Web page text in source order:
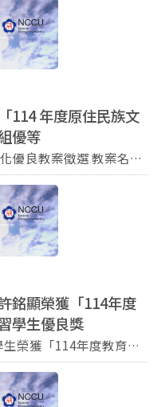
114 年度原住民族文
優等
教案徵選 教案名
族如何找回自己的族
銘顯榮獲「114年度
學生優良獎
榮獲「114年度教育部
習學生